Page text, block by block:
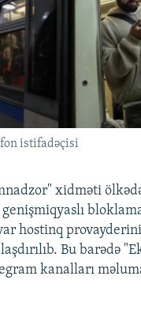
istifadəçisi
xidməti
hostinq
Bu barədə
kanalları